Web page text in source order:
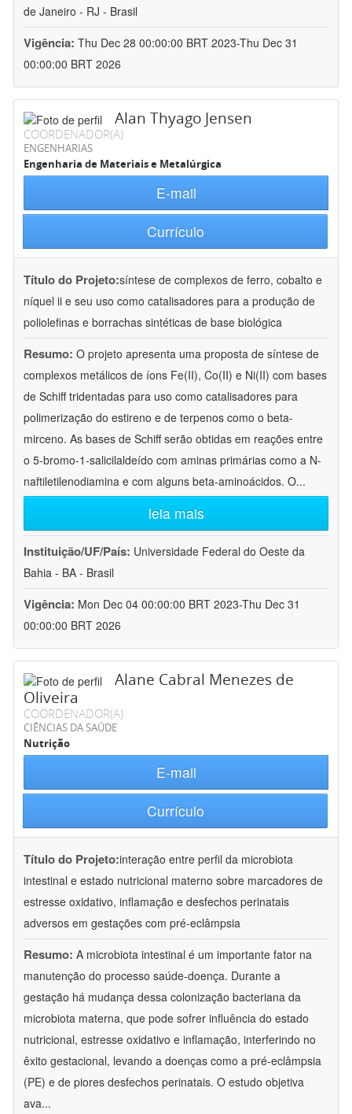
de Janeiro - RJ - Brasil
Vigência: Thu Dec 28 00:00:00 BRT 2023-Thu Dec 31
00:00:00 BRT 2026
Alan Thyago Jensen
COORDENADOR(A)
ENGENHARIAS
Engenharia de Materiais e Metalúrgica
E-mail
Currículo
Título do Projeto:síntese de complexos de ferro, cobalto e
níquel ii e seu uso como catalisadores para a produção de
poliolefinas e borrachas sintéticas de base biológica
Resumo: O projeto apresenta uma proposta de síntese de
complexos metálicos de íons Fe(II), Co(II) e Ni(II) com bases
de Schiff tridentadas para uso como catalisadores para
polimerização do estireno e de terpenos como o beta-
mirceno. As bases de Schiff serão obtidas em reações entre
o 5-bromo-1-salicilaldeído com aminas primárias como a N-
naftiletilenodiamina e com alguns beta-aminoácidos. O...
leia mais
Instituição/UF/País: Universidade Federal do Oeste da
Bahia - BA - Brasil
Vigência: Mon Dec 04 00:00:00 BRT 2023-Thu Dec 31
00:00:00 BRT 2026
Alane Cabral Menezes de
Oliveira
COORDENADOR(A)
CIÊNCIAS DA SAÚDE
Nutrição
E-mail
Currículo
Título do Projeto:interação entre perfil da microbiota
intestinal e estado nutricional materno sobre marcadores de
estresse oxidativo, inflamação e desfechos perinatais
adversos em gestações com pré-eclâmpsia
Resumo: A microbiota intestinal é um importante fator na
manutenção do processo saúde-doença. Durante a
gestação há mudança dessa colonização bacteriana da
microbiota materna, que pode sofrer influência do estado
nutricional, estresse oxidativo e inflamação, interferindo no
êxito gestacional, levando a doenças como a pré-eclâmpsia
(PE) e de piores desfechos perinatais. O estudo objetiva
ava...